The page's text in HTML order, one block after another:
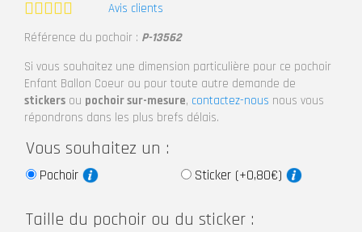
Note5
Avis clients
Référence du pochoir : P-13562
Si vous souhaitez une dimension particulière pour ce pochoir
Enfant Ballon Coeur ou pour toute autre demande de
stickers ou pochoir sur-mesure, contactez-nous nous vous
répondrons dans les plus brefs délais.
Vous souhaitez un :
Pochoir Sticker (+0,80€)
Taille du pochoir ou du sticker :